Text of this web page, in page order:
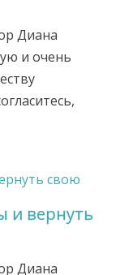
Диана
и очень
и вернуть
Диана